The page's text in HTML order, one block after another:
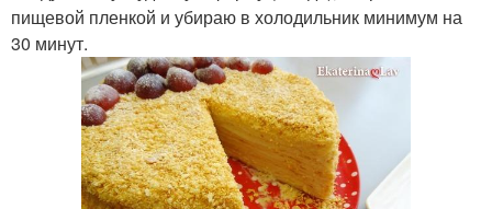
пищевой пленкой и убираю в холодильник минимум на
30 минут.